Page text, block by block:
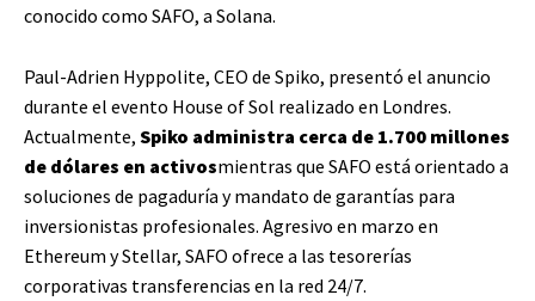
conocido como SAFO, a Solana.
Paul-Adrien Hyppolite, CEO de Spiko, presentó el anuncio
durante el evento House of Sol realizado en Londres.
Actualmente, Spiko administra cerca de 1.700 millones
de dólares en activosmientras que SAFO está orientado a
soluciones de pagaduría y mandato de garantías para
inversionistas profesionales. Agresivo en marzo en
Ethereum y Stellar, SAFO ofrece a las tesorerías
corporativas transferencias en la red 24/7.